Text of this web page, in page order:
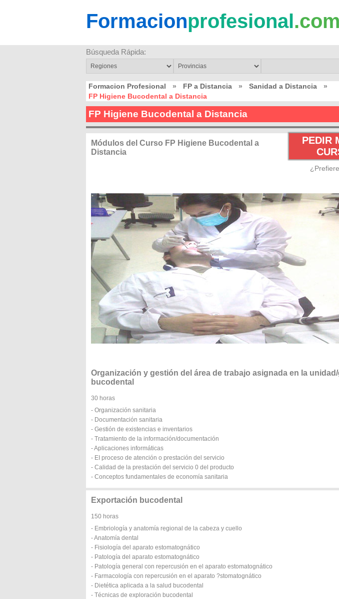
Formacionprofesional
Búsqueda Rápida:
Formacion Profesional » FP a Distancia » Sanidad a Distancia
»
FP Higiene Bucodental a Distancia
FP Higiene Bucodental a Distancia
PEDIR
Módulos del Curso FP Higiene Bucodental a
Distancia
Organización y gestión del área de trabajo asignada en la
bucodental
30 horas
- Organización sanitaria
- Documentación sanitaria
- Gestión de existencias e inventarios
- Tratamiento de la información/documentación
- Aplicaciones informáticas
- EI proceso de atención o prestación del servicio
- Calidad de la prestación del servicio 0 del producto
- Conceptos fundamentales de economía sanitaria
Exportación bucodental
150 horas
- Embriología y anatomía regional de la cabeza y cuello
- Anatomía dental
- Fisiología del aparato estomatognático
- Patología del aparato estomatognático
- Patología general con repercusión en el aparato estomatognático
- Farmacología con repercusión en el aparato ?stomatognático
- Dietética aplicada a la salud bucodental
- Técnicas de exploración bucodental